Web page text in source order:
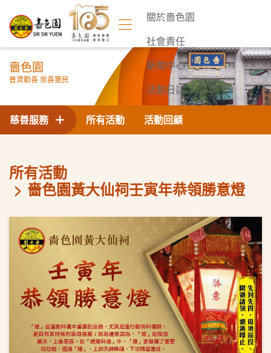
關於嗇色園
社會責任
新聞中心
活動日誌
聯絡我們
嗇色園
普濟勸善 崇善惠民
所有活動 活動回顧
慈善服務
所有活動
嗇色園黃大仙祠壬寅年恭領勝意燈